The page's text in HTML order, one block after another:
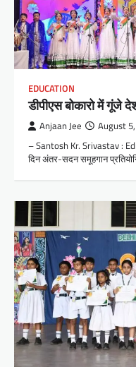
EDUCATION
डीपीएस बोकारो में गूंजे
Anjaan Jee August
– Santosh Kr. Srivastav :
दिन अंतर-सदन समूहगान